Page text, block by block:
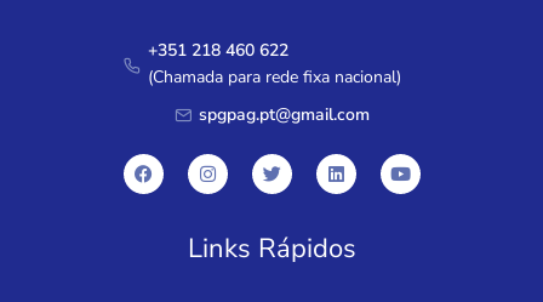
+351 218 460 622
(Chamada para rede fixa nacional)
spgpag.pt@gmail.com
Links Rápidos